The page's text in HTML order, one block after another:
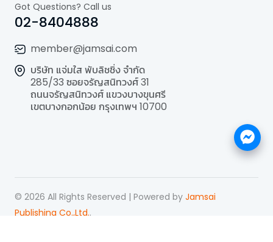
Got Questions? Call us
02-8404888
member@jamsai.com
บริษัท แจ่มใส พับลิชชิ่ง จำกัด
285/33 ซอยจรัญสนิทวงศ์ 31
ถนนจรัญสนิทวงศ์ แขวงบางขุนศรี
เขตบางกอกน้อย กรุงเทพฯ 10700
© 2026 All Rights Reserved | Powered by Jamsai
Publishing Co.,Ltd..